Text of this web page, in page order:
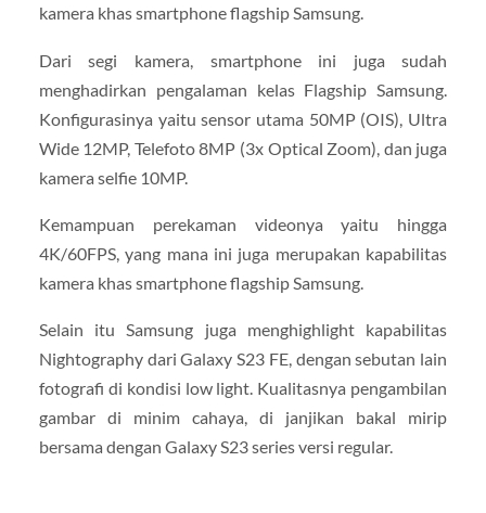
kamera khas smartphone flagship Samsung.
Dari segi kamera, smartphone ini juga sudah
menghadirkan pengalaman kelas Flagship Samsung.
Konfigurasinya yaitu sensor utama 50MP (OIS), Ultra
Wide 12MP, Telefoto 8MP (3x Optical Zoom), dan juga
kamera selfie 10MP.
Kemampuan perekaman videonya yaitu hingga
4K/60FPS, yang mana ini juga merupakan kapabilitas
kamera khas smartphone flagship Samsung.
Selain itu Samsung juga menghighlight kapabilitas
Nightography dari Galaxy S23 FE, dengan sebutan lain
fotografi di kondisi low light. Kualitasnya pengambilan
gambar di minim cahaya, di janjikan bakal mirip
bersama dengan Galaxy S23 series versi regular.